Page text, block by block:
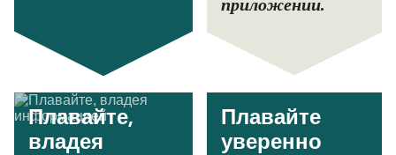
приложении.
Плавайте,
владея
Плавайте
уверенно